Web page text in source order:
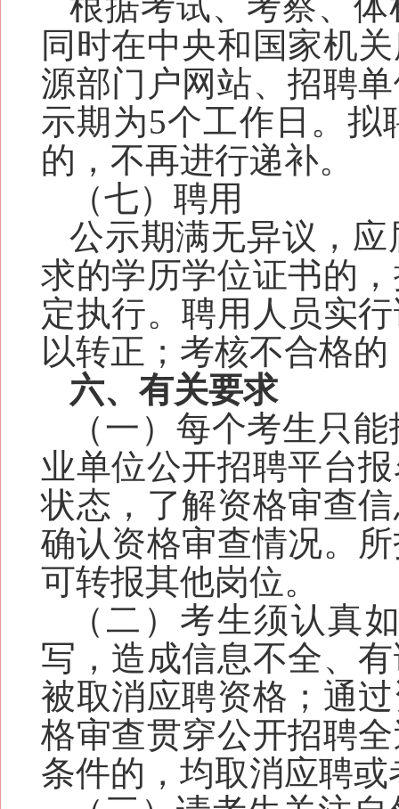
同时在中央和国家机
源部门户网站、招聘
示期为5个工作日。
的，不再进行递补。
（七）聘用
公示期满无异议，应
求的学历学位证书的
定执行。聘用人员实
以转正；考核不合格
六、有关要求
（一）每个考生只
业单位公开招聘平台
状态，了解资格审查
确认资格审查情况。
可转报其他岗位。
（二）考生须认真
写，造成信息不全、
被取消应聘资格；通
格审查贯穿公开招聘
条件的，均取消应聘